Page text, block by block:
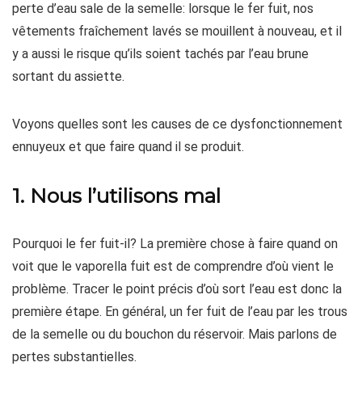
perte d’eau sale de la semelle: lorsque le fer fuit, nos
vêtements fraîchement lavés se mouillent à nouveau, et il
y a aussi le risque qu’ils soient tachés par l’eau brune
sortant du assiette.
Voyons quelles sont les causes de ce dysfonctionnement
ennuyeux et que faire quand il se produit.
1. Nous l’utilisons mal
Pourquoi le fer fuit-il? La première chose à faire quand on
voit que le vaporella fuit est de comprendre d’où vient le
problème. Tracer le point précis d’où sort l’eau est donc la
première étape. En général, un fer fuit de l’eau par les trous
de la semelle ou du bouchon du réservoir. Mais parlons de
pertes substantielles.